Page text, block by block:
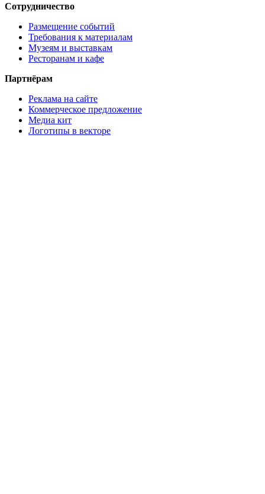
Сотрудничество
Размещение событий
Требования к материалам
Музеям и выставкам
Ресторанам и кафе
Партнёрам
Реклама на сайте
Коммерческое предложение
Медиа кит
Логотипы в векторе